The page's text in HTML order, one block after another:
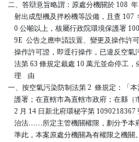
二、答辯意旨略謂：原處分機關於 108
射出成型機及拌粉機等設備，且查 107
0 公噸以上，核屬行政院環境保護署
9E  公告之應申請設置、變更及操作
操作許可證，即逕行操作，已違反空氣
法第 63 條規定裁處 10 萬元並命停工
    理    由
一、按空氣污染防制法第 2  條規定：「
護署；在直轄市為直轄市政府；在縣
2 月 14 日新北府環秘字第
治法……所定主管機關權限，劃分予
    準此，本案原處分機關為有權限之機關。